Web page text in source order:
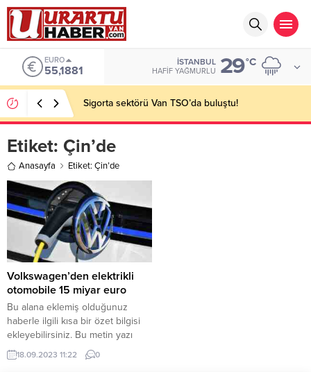
EURO
55,1881
İSTANBUL
HAFIF YAĞMURLU 29°C
Sigorta sektörü Van TSO’da buluştu!
Etiket: Çin’de
Anasayfa Etiket: Çin’de
Volkswagen’den elektrikli
otomobile 15 miyar euro
Bu alana eklemiş olduğunuz
haberle ilgili kısa bir özet bilgisi
ekleyebilirsiniz. Bu metin yazı
düzenleme sayfasında “Özet”
bölümünden eklenebilir. Özet
18.09.2023 11:22 0